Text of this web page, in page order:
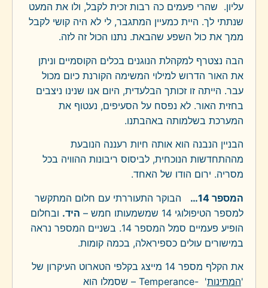
עליון. שהרי פעמים כה רבות זכית לקבל, ולו את המעט
שנתתי לך. היית כמעיין המתגבר, לי לא היה קושי לקבל
ממך את כול השפע שהבאת. נתנו הכול זה לזה.
הבה נצטרף למקהלת הנוגנים בכלים הקוסמיים וניתן
את האור הדרוש למילוי המשימה הקורנת כיום מכול
עבר. הייתה זו זכותך הבלעדית, היום אנו שנינו ניצבים
בחזית האור. לא נפסח על הסעיפים, נעטוף את
המערכת בשלמותה באהבתנו.
הבניין הנבנה הוא אותה חיות רעננה הנובעת
מההתחדשות הנוכחית, לביסוס ריבונות ההוויה בכל
מסריה. ירום הודו של האחד.
המספר 14…
הבוקר התעוררתי עם חלום המתקשר
למספר הטיפולוגי 14 שמשמעותו חמש –
היד. ובחלום
הופיע פעמיים סמל המספר 14. בשניים המספר נראה
במישורים עולים כספיראלה, בכמה קומות.
את הקלף מספר 14 מייצג בקלפי הטארוט העיקרון של
'המתינות'
Temperance- – שסמלו הוא